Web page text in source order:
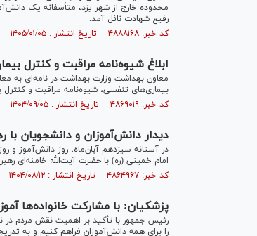
رفیع شهادت نائل آمد.
کد خبر: ۴۸۸۸۱۶۸ تاریخ انتشار : ۱۴۰۵/۰۱/۰۵
ابلاغ شیوه‌نامه مراقبت و کنترل
معاون بهداشت وزارت بهداشت در نامه‌ای به
بیماری‌های تنفسی، شیوه‌نامه مراقبت و کنترل
کد خبر: ۴۸۶۹۰۱۹ تاریخ انتشار : ۱۴۰۴/۰۹/۰۵
دیدار دانش‌آموزان و دانشجویان با
در آستانه سیزدهم آبان‌ماه، روز دانش‌آموز و
امام خمینی (ره) با حضرت آیت‌الله خامنه‌ای
کد خبر: ۴۸۶۴۹۶۷ تاریخ انتشار : ۱۴۰۴/۰۸/۱۲
پزشکیان: با مشارکت خانواده‌ها
رئیس جمهور با تأکید بر اهمیت نقش مردم در
را برای همه دانش‌آموزان فراهم کنیم و به تدریج